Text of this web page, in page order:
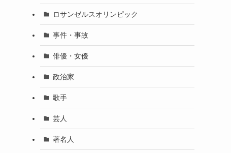
ロサンゼルスオリンピック
事件・事故
俳優・女優
政治家
歌手
芸人
著名人